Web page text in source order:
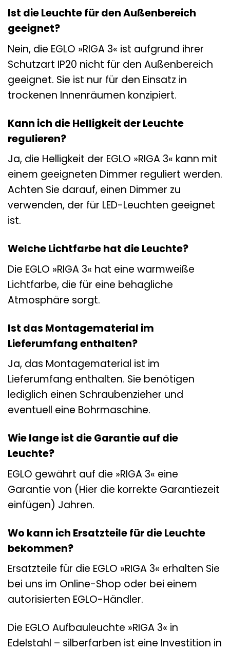
Ist die Leuchte für den Außenbereich
geeignet?
Nein, die EGLO »RIGA 3« ist aufgrund ihrer
Schutzart IP20 nicht für den Außenbereich
geeignet. Sie ist nur für den Einsatz in
trockenen Innenräumen konzipiert.
Kann ich die Helligkeit der Leuchte
regulieren?
Ja, die Helligkeit der EGLO »RIGA 3« kann mit
einem geeigneten Dimmer reguliert werden.
Achten Sie darauf, einen Dimmer zu
verwenden, der für LED-Leuchten geeignet
ist.
Welche Lichtfarbe hat die Leuchte?
Die EGLO »RIGA 3« hat eine warmweiße
Lichtfarbe, die für eine behagliche
Atmosphäre sorgt.
Ist das Montagematerial im
Lieferumfang enthalten?
Ja, das Montagematerial ist im
Lieferumfang enthalten. Sie benötigen
lediglich einen Schraubenzieher und
eventuell eine Bohrmaschine.
Wie lange ist die Garantie auf die
Leuchte?
EGLO gewährt auf die »RIGA 3« eine
Garantie von (Hier die korrekte Garantiezeit
einfügen) Jahren.
Wo kann ich Ersatzteile für die Leuchte
bekommen?
Ersatzteile für die EGLO »RIGA 3« erhalten Sie
bei uns im Online-Shop oder bei einem
autorisierten EGLO-Händler.
Die EGLO Aufbauleuchte »RIGA 3« in
Edelstahl – silberfarben ist eine Investition in